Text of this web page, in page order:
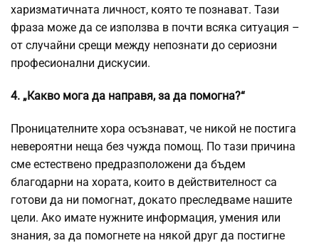
харизматичната личност, която те познават. Тази
фраза може да се използва в почти всяка ситуация –
от случайни срещи между непознати до сериозни
професионални дискусии.
4. „Какво мога да направя, за да помогна?“
Проницателните хора осъзнават, че никой не постига
невероятни неща без чужда помощ. По тази причина
сме естествено предразположени да бъдем
благодарни на хората, които в действителност са
готови да ни помогнат, докато преследваме нашите
цели. Ако имате нужните информация, умения или
знания, за да помогнете на някой друг да постигне